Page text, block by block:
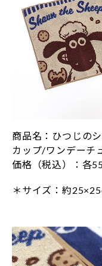
商品名：ひつじの
カップ/ワンデーチ
価格（税込）：各
＊サイズ：約